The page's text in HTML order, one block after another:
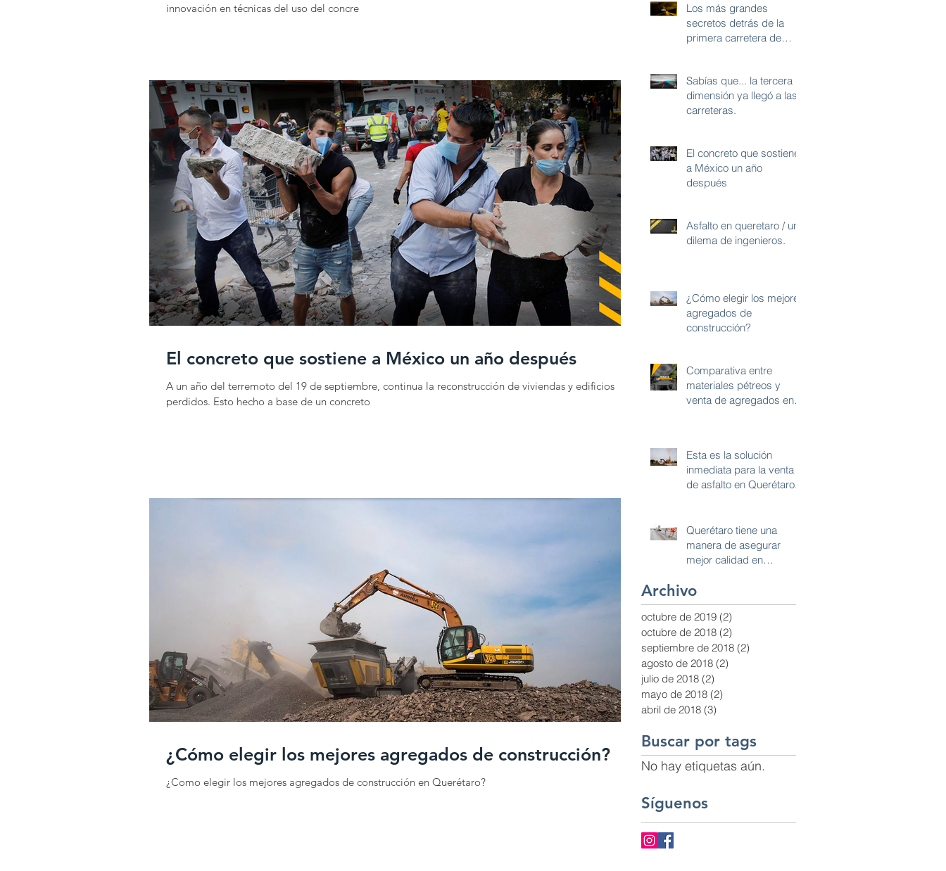
innovación en técnicas del uso del concre
El concreto que sostiene a México un año después
A un año del terremoto del 19 de septiembre, continua la reconstrucción de viviendas y edificios
perdidos. Esto hecho a base de un concreto
¿Cómo elegir los mejores agregados de construcción?
¿Como elegir los mejores agregados de construcción en Querétaro?
Los más grandes
secretos detrás de la
primera carretera de
Sabías que... la tercera
dimensión ya llegó a las
carreteras.
El concreto que sostiene
a México un año
después
Asfalto en queretaro / un
dilema de ingenieros.
¿Cómo elegir los mejores
agregados de
construcción?
Comparativa entre
materiales pétreos y
venta de agregados en
Esta es la solución
inmediata para la venta
de asfalto en Querétaro.
Querétaro tiene una
manera de asegurar
mejor calidad en
Archivo
octubre de 2019 (2)
octubre de 2018 (2)
septiembre de 2018 (2)
agosto de 2018 (2)
julio de 2018 (2)
mayo de 2018 (2)
abril de 2018 (3)
Buscar por tags
No hay etiquetas aún.
Síguenos